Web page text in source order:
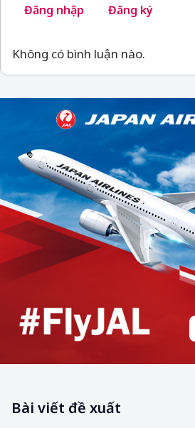
Đăng nhập Đăng ký
Không có bình luận nào.
Bài viết đề xuất